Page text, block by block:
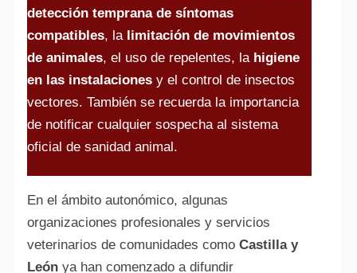
detección temprana de síntomas
compatibles, la limitación de movimientos
de animales, el uso de repelentes, la higiene
en las instalacionesy el control de insectos
vectores. También se recuerda la importancia
de notificar cualquier sospecha al sistema
oficial de sanidad animal.
En el ámbito autonómico, algunas
organizaciones profesionales y servicios
veterinarios de comunidades como Castilla y
Leónya han comenzado a difundir